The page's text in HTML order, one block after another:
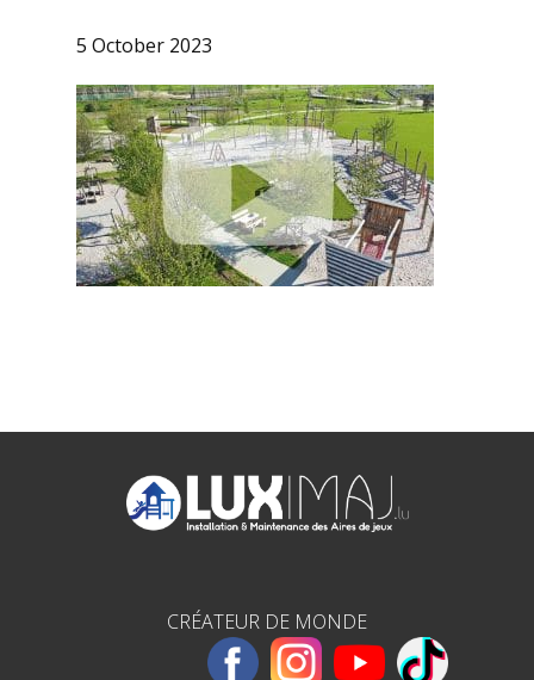
5 October 2023
CRÉATEUR DE MONDE